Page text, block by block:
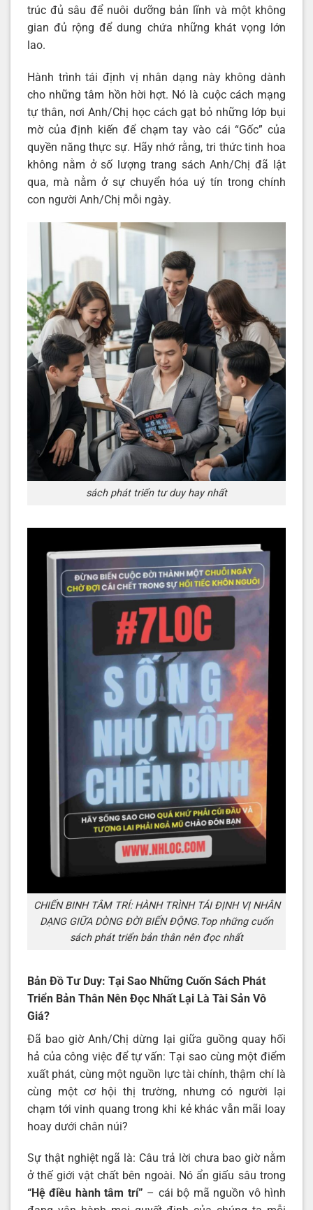
trúc đủ sâu để nuôi dưỡng bản lĩnh và một không
gian đủ rộng để dung chứa những khát vọng lớn
lao.
Hành trình tái định vị nhân dạng này không dành
cho những tâm hồn hời hợt. Nó là cuộc cách mạng
tự thân, nơi Anh/Chị học cách gạt bỏ những lớp bụi
mờ của định kiến để chạm tay vào cái “Gốc” của
quyền năng thực sự. Hãy nhớ rằng, tri thức tinh hoa
không nằm ở số lượng trang sách Anh/Chị đã lật
qua, mà nằm ở sự chuyển hóa uý tín trong chính
con người Anh/Chị mỗi ngày.
sách phát triển tư duy hay nhất
CHIẾN BINH TÂM TRÍ: HÀNH TRÌNH TÁI ĐỊNH VỊ NHÂN
DẠNG GIỮA DÒNG ĐỜI BIẾN ĐỘNG.Top những cuốn
sách phát triển bản thân nên đọc nhất
Bản Đồ Tư Duy: Tại Sao Những Cuốn Sách Phát
Triển Bản Thân Nên Đọc Nhất Lại Là Tài Sản Vô
Giá?
Đã bao giờ Anh/Chị dừng lại giữa guồng quay hối
hả của công việc để tự vấn: Tại sao cùng một điểm
xuất phát, cùng một nguồn lực tài chính, thậm chí là
cùng một cơ hội thị trường, nhưng có người lại
chạm tới vinh quang trong khi kẻ khác vẫn mãi loay
hoay dưới chân núi?
Sự thật nghiệt ngã là: Câu trả lời chưa bao giờ nằm
ở thế giới vật chất bên ngoài. Nó ẩn giấu sâu trong
“Hệ điều hành tâm trí” – cái bộ mã nguồn vô hình